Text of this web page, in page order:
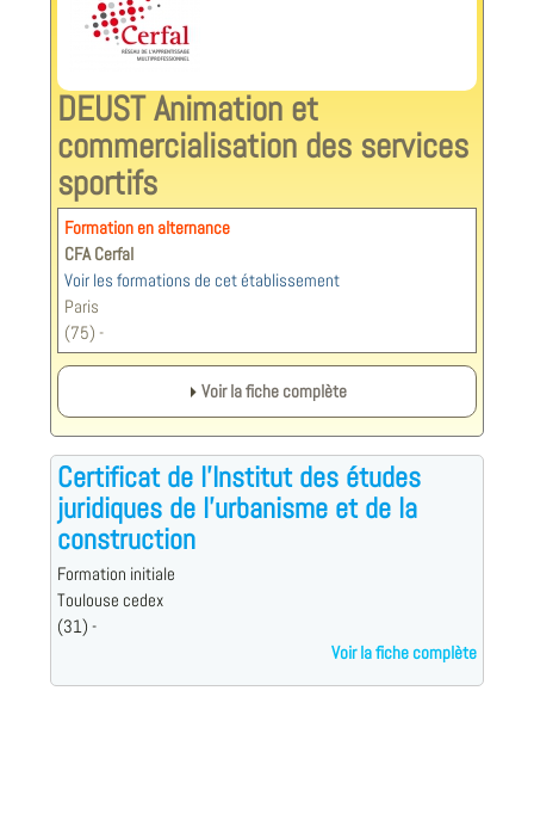
DEUST Animation et
commercialisation des services
sportifs
Formation en alternance
CFA Cerfal
Voir les formations de cet établissement
Paris
(75) -
Voir la fiche complète
Certificat de l'Institut des études
juridiques de l'urbanisme et de la
construction
Formation initiale
Toulouse cedex
(31) -
Voir la fiche complète